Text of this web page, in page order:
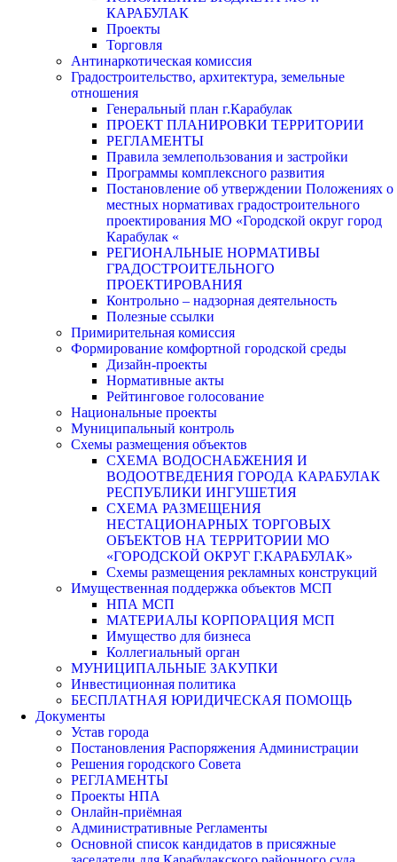
КАРАБУЛАК
Проекты
Торговля
Антинаркотическая комиссия
Градостроительство, архитектура, земельные
отношения
Генеральный план г.Карабулак
ПРОЕКТ ПЛАНИРОВКИ ТЕРРИТОРИИ
РЕГЛАМЕНТЫ
Правила землепользования и застройки
Программы комплексного развития
Постановление об утверждении Положениях о
местных нормативах градостроительного
проектирования МО «Городской округ город
Карабулак «
РЕГИОНАЛЬНЫЕ НОРМАТИВЫ
ГРАДОСТРОИТЕЛЬНОГО
ПРОЕКТИРОВАНИЯ
Контрольно – надзорная деятельность
Полезные ссылки
Примирительная комиссия
Формирование комфортной городской среды
Дизайн-проекты
Нормативные акты
Рейтинговое голосование
Национальные проекты
Муниципальный контроль
Схемы размещения объектов
СХЕМА ВОДОСНАБЖЕНИЯ И
ВОДООТВЕДЕНИЯ ГОРОДА КАРАБУЛАК
РЕСПУБЛИКИ ИНГУШЕТИЯ
СХЕМА РАЗМЕЩЕНИЯ
НЕСТАЦИОНАРНЫХ ТОРГОВЫХ
ОБЪЕКТОВ НА ТЕРРИТОРИИ МО
«ГОРОДСКОЙ ОКРУГ Г.КАРАБУЛАК»
Схемы размещения рекламных конструкций
Имущественная поддержка объектов МСП
НПА МСП
МАТЕРИАЛЫ КОРПОРАЦИЯ МСП
Имущество для бизнеса
Коллегиальный орган
МУНИЦИПАЛЬНЫЕ ЗАКУПКИ
Инвестиционная политика
БЕСПЛАТНАЯ ЮРИДИЧЕСКАЯ ПОМОЩЬ
Документы
Устав города
Постановления Распоряжения Администрации
Решения городского Совета
РЕГЛАМЕНТЫ
Проекты НПА
Онлайн-приёмная
Административные Регламенты
Основной список кандидатов в присяжные